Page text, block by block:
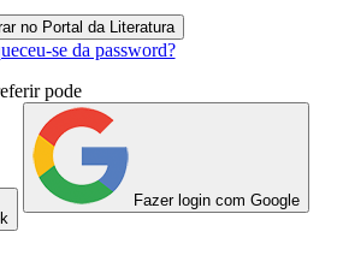
se da password?
pode
Fazer login com Google